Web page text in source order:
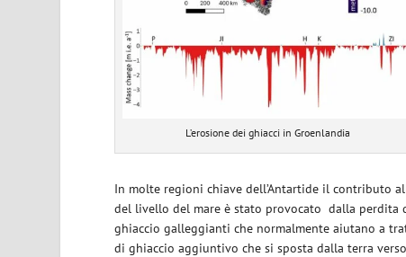
L’erosione dei ghiacci in Groenlandia
In molte regioni chiave dell’Antartide il contributo
del livello del mare è stato provocato dalla perdita
ghiaccio galleggianti che normalmente aiutano a
di ghiaccio aggiuntivo che si sposta dalla terra verso